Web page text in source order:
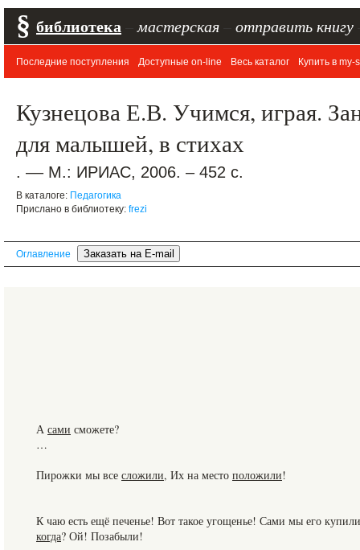
§ библиотека мастерская отправить книгу
Последние поступления Доступные on-line Весь каталог Купить в my-
Кузнецова Е.В. Учимся, играя.
для малышей, в стихах
. –– М.: ИРИАС, 2006. – 452 с.
В каталоге: Педагогика
Прислано в библиотеку: frezi
Оглавление
А сами сможете?
…
Пирожки мы все сложили, Их на место положили!
К чаю есть ещё печенье! Вот такое угощенье! Сами мы его
когда? Ой! Позабыли!